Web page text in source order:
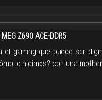
Z690 ACE-DDR5
el gaming que puede ser
lo hicimos? con una